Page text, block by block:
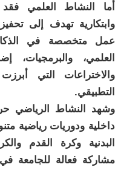
أما النشاط العلمي
وابتكارية تهدف إلى
عمل متخصصة في
العلمي، والبرمجيات،
والاختراعات التي
التطبيقي.
وشهد النشاط الرياضي
داخلية ودوريات رياضية
البدنية وكرة القدم
مشاركة فعالة للجامعة